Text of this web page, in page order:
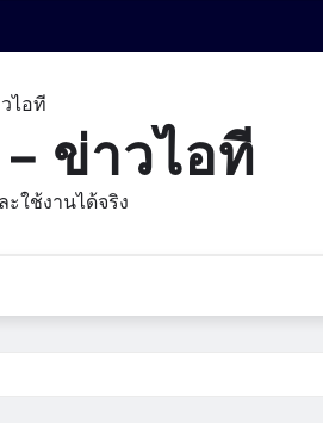
ข่าวไอที
ใช้งานได้จริง